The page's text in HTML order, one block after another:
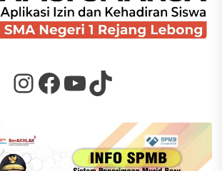
Instagram
Facebook
YouTube
TikTok